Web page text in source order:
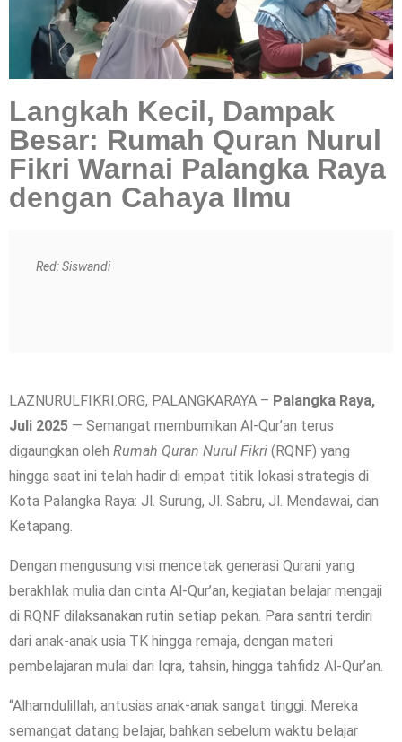
Langkah Kecil, Dampak
Besar: Rumah Quran Nurul
Fikri Warnai Palangka Raya
dengan Cahaya Ilmu
Red: Siswandi
LAZNURULFIKRI.ORG, PALANGKARAYA – Palangka Raya,
Juli 2025 — Semangat membumikan Al-Qur’an terus
digaungkan oleh Rumah Quran Nurul Fikri (RQNF) yang
hingga saat ini telah hadir di empat titik lokasi strategis di
Kota Palangka Raya: Jl. Surung, Jl. Sabru, Jl. Mendawai, dan
Ketapang.
Dengan mengusung visi mencetak generasi Qurani yang
berakhlak mulia dan cinta Al-Qur’an, kegiatan belajar mengaji
di RQNF dilaksanakan rutin setiap pekan. Para santri terdiri
dari anak-anak usia TK hingga remaja, dengan materi
pembelajaran mulai dari Iqra, tahsin, hingga tahfidz Al-Qur’an.
“Alhamdulillah, antusias anak-anak sangat tinggi. Mereka
semangat datang belajar, bahkan sebelum waktu belajar